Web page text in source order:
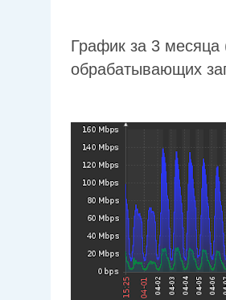
График за 3 месяца
обрабатывающих